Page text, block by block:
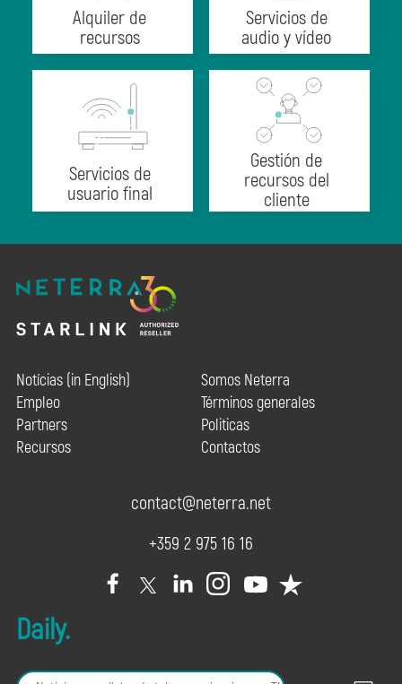
Alquiler de
recursos
Servicios de
audio y vídeo
Servicios de
usuario final
Gestión de
recursos del
cliente
Notícias (in English)
Empleo
Partners
Recursos
Somos Neterra
Términos generales
Politicas
Contactos
contact@neterra.net
+359 2 975 16 16
Daily.